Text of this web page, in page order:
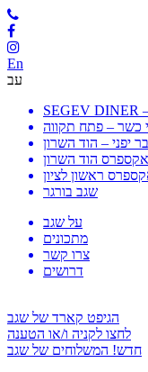
En
עב
כשר – פתח תקווה
יפני – הוד השרון
הוד השרון
ראשון לציון
שגב בורגר
על שגב
מתכונים
צרו קשר
דרושים
הגיפט קארד של שגב
לחצו לקניה ו/או הטענה
חדש! המשלוחים של שגב